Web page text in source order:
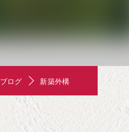
ブログ 新築外構